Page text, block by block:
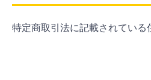
特定商取引法に記載されている